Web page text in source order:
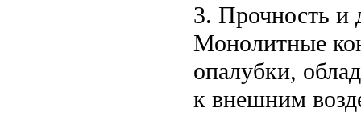
3. Прочность и
Монолитные
опалубки,
к внешним